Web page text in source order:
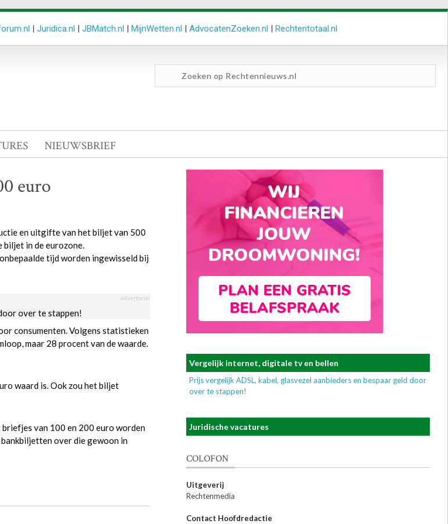
| Juridica.nl | JBMatch.nl | MijnWetten.nl | AdvocatenZoeken.nl | Rechtentotaal.nl
NIEUWSBRIEF
euro
en uitgifte van het biljet van 500
biljet in de eurozone.
tijd worden ingewisseld bij
advertorial
over te stappen!
consumenten. Volgens statistieken
maar 28 procent van de waarde.
waard is. Ook zou het biljet
van 100 en 200 euro worden
over die gewoon in
Vergelijk internet, digitale tv en bellen
Prijs vergelijk ADSL, kabel, glasvezel aanbieders en bespaar geld door
over te stappen!
Juridische vacatures
COLOFON
Uitgeverij
Rechtenmedia
Contact Hoofdredactie